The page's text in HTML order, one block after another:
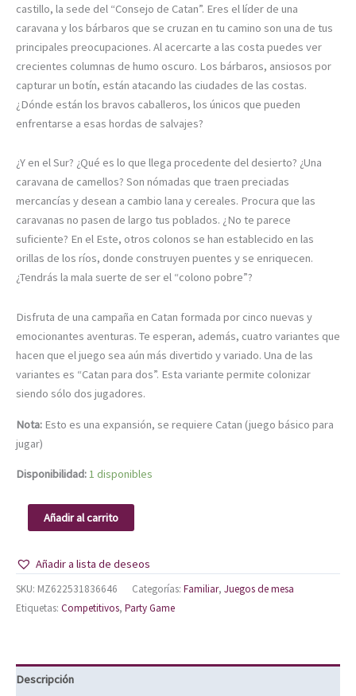
castillo, la sede del “Consejo de Catan”. Eres el líder de una
caravana y los bárbaros que se cruzan en tu camino son una de tus
principales preocupaciones. Al acercarte a las costa puedes ver
crecientes columnas de humo oscuro. Los bárbaros, ansiosos por
capturar un botín, están atacando las ciudades de las costas.
¿Dónde están los bravos caballeros, los únicos que pueden
enfrentarse a esas hordas de salvajes?
¿Y en el Sur? ¿Qué es lo que llega procedente del desierto? ¿Una
caravana de camellos? Son nómadas que traen preciadas
mercancías y desean a cambio lana y cereales. Procura que las
caravanas no pasen de largo tus poblados. ¿No te parece
suficiente? En el Este, otros colonos se han establecido en las
orillas de los ríos, donde construyen puentes y se enriquecen.
¿Tendrás la mala suerte de ser el “colono pobre”?
Disfruta de una campaña en Catan formada por cinco nuevas y
emocionantes aventuras. Te esperan, además, cuatro variantes que
hacen que el juego sea aún más divertido y variado. Una de las
variantes es “Catan para dos”. Esta variante permite colonizar
siendo sólo dos jugadores.
Nota: Esto es una expansión, se requiere Catan (juego básico para
jugar)
Disponibilidad:1 disponibles
Añadir al carrito
Añadir a lista de deseos
SKU: MZ622531836646 Categorías: Familiar, Juegos de mesa
Etiquetas: Competitivos, Party Game
Descripción